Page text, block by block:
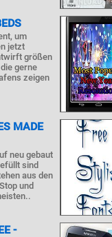
um
jetzt
größen
gerne
zeigen
MADE
neu gebaut
sind
aus den
und
-